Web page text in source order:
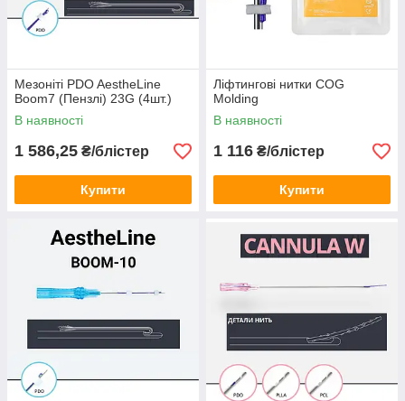
Мезоніті PDO AestheLine
Boom7 (Пензлі) 23G (4шт.)
В наявності
1 586,25 ₴/блістер
Купити
Ліфтингові нитки COG
Molding
В наявності
1 116 ₴/блістер
Купити